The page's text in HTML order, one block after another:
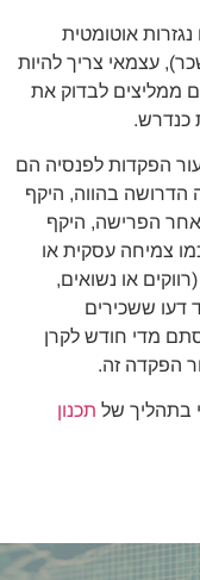
אוטומטית
עצמאי צריך להיות
ממליצים לבדוק את
כנדרש.
הפקדות לפנסיה הם
הדרושה בהווה, היקף
הפרישה, היקף
צמיחה עסקית או
או נשואים,
דעו ששכירים
עם המעסיק כ-16% מהכנסתם מדי חודש לקרן
הפקדה זה.
בתהליך של תכנון